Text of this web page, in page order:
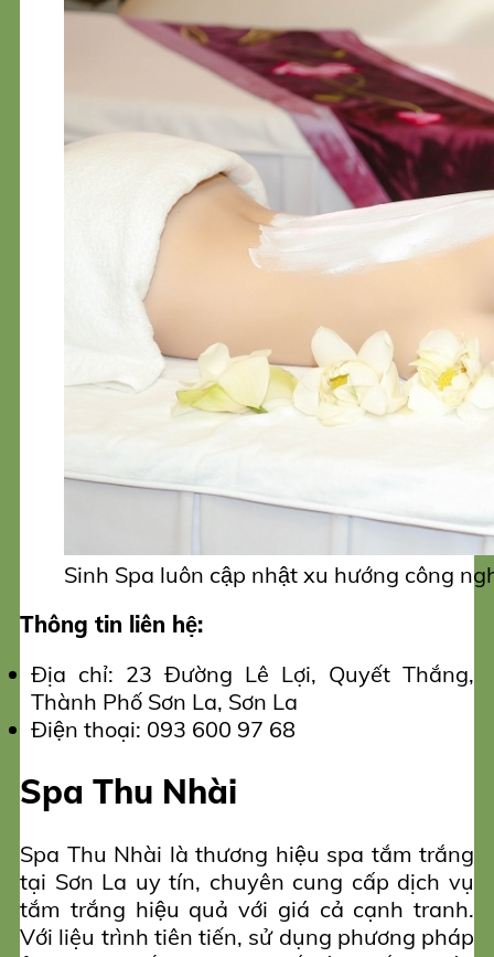
Sinh Spa luôn cập nhật xu hướng công
Thông tin liên hệ:
Địa chỉ: 23 Đường Lê Lợi, Quyết Thắng,
Thành Phố Sơn La, Sơn La
Điện thoại: 093 600 97 68
Spa Thu Nhài
Spa Thu Nhài là thương hiệu spa tắm trắng
tại Sơn La uy tín, chuyên cung cấp dịch vụ
tắm trắng hiệu quả với giá cả cạnh tranh.
Với liệu trình tiên tiến, sử dụng phương pháp